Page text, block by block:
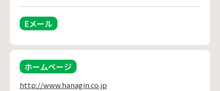
Eメール
ホームページ
http://www.hanagin.co.jp